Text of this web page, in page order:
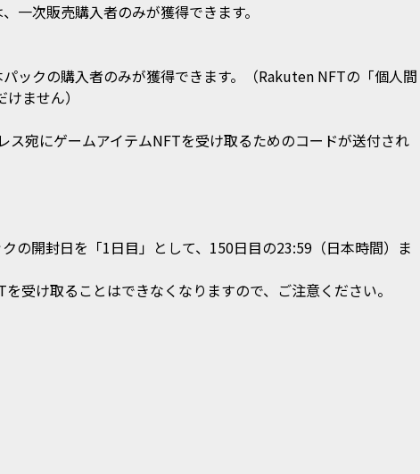
一次販売購入者のみが獲得できます。
ックの購入者のみが獲得できます。（Rakuten NFTの「個人間
ません）
宛にゲームアイテムNFTを受け取るためのコードが送付され
の開封日を「1日目」として、150日目の23:59（日本時間）ま
受け取ることはできなくなりますので、ご注意ください。